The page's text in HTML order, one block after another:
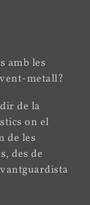
amb les
metall?
de la
on el
de les
des de